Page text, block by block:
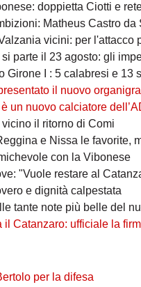
doppietta Ciotti e
Matheus Castro da Silva è
vicini: per l'attacco
il 23 agosto: gli impegni
Girone I : 5 calabresi e 13
il nuovo
nuovo calciatore dell’ADMO
il ritorno di Comi
e Nissa le favorite, ma
con la Vibonese
restare al Catanzaro a lungo,
e dignità calpestata
tante note più belle del
Catanzaro: ufficiale la firma
per la difesa